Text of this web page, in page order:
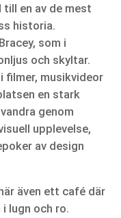
till en av de mest
historia.
som i
och skyltar.
filmer, musikvideor
en stark
genom
upplevelse,
av design
även ett café där
lugn och ro.